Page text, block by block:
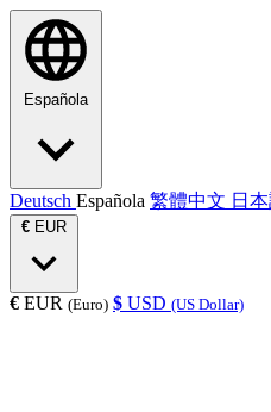
Española
Deutsch Española 繁體中文 日
€ EUR
€ EUR (Euro) $ USD (US Dollar)